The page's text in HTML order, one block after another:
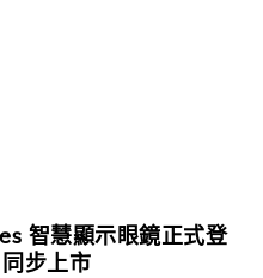
智慧顯示眼鏡正式登
步上市